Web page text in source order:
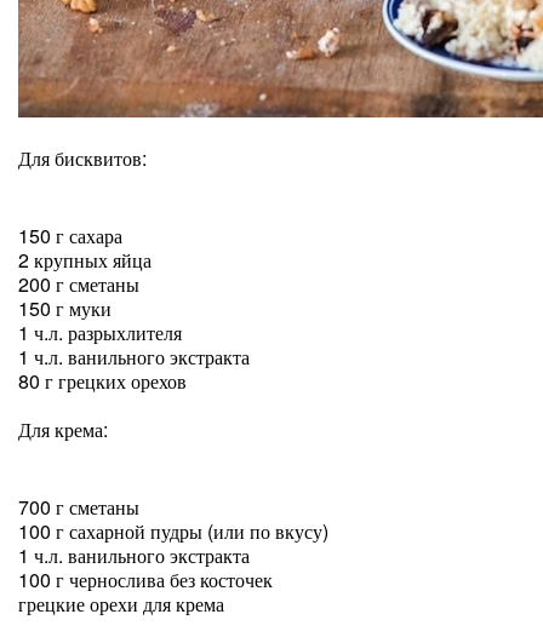
Для бисквитов:
150 г сахара
2 крупных яйца
200 г сметаны
150 г муки
1 ч.л. разрыхлителя
1 ч.л. ванильного экстракта
80 г грецких орехов
Для крема:
700 г сметаны
100 г сахарной пудры (или по вкусу)
1 ч.л. ванильного экстракта
100 г чернослива без косточек
грецкие орехи для крема